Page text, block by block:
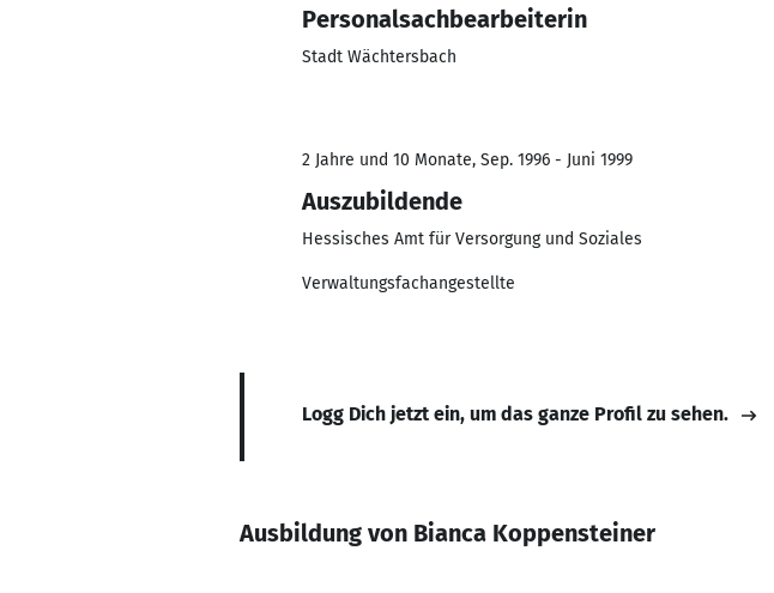
Personalsachbearbeiterin
Stadt Wächtersbach
2 Jahre und 10 Monate, Sep. 1996 - Juni 1999
Auszubildende
Hessisches Amt für Versorgung und Soziales
Verwaltungsfachangestellte
Logg Dich jetzt ein, um das ganze Profil zu sehen.
Ausbildung von Bianca Koppensteiner